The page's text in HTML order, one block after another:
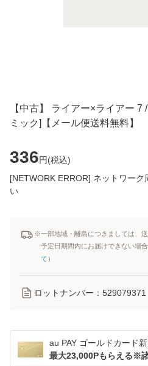
【中古】 ライアー×ライアー 7
ミック]【メール便送料無料】
336円(税込)
[NETWORK ERROR] ネットワーク
い
※一部地域・離島につきましては、
予定日期間内にお届けできない場
て ）
ロットナンバー： 529079371
au PAY ゴールドカード
最大23,000Pもらえる※